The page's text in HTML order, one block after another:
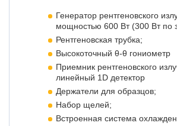
Генератор рентгеновского
мощностью 600 Вт (300 Вт по
Рентгеновская трубка;
Высокоточный θ-θ гониометр
Приемник рентгеновского
линейный 1D детектор
Держатели для образцов;
Набор щелей;
Встроенная система